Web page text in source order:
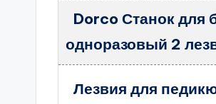
Dorco Станок для
одноразовый 2
Лезвия для